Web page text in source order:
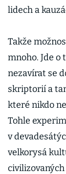
lidech a
Takže
mnoho. Jde o
nezavírat se
skriptorií a
které nikdo
Tohle
v
velkorysá
civilizovaných